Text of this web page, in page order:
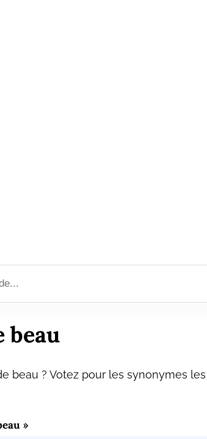
beau
beau ? Votez pour les synonymes
»